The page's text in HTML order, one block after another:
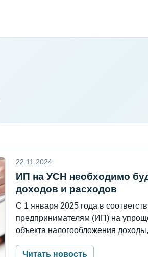
22.11.2024
ИП на УСН необходимо
доходов и расходов
C 1 января 2025 года в
предпринимателям (ИП) на
объекта налогообложения
Читать новость